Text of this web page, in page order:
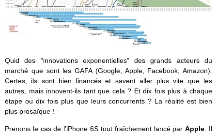
Quid des “innovations exponentielles” des grands acteurs du
marché que sont les GAFA (Google, Apple, Facebook, Amazon).
Certes, ils sont bien financés et savent aller plus vite que les
autres, mais innovent-ils tant que cela ? Et dix fois plus à chaque
étape ou dix fois plus que leurs concurrents ? La réalité est bien
plus prosaïque !
Prenons le cas de l’iPhone 6S tout fraîchement lancé parApple . Il